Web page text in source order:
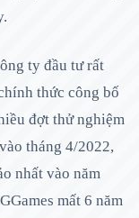
ty đầu tư rất
thức công bố
đợt thử nghiệm
tháng 4/2022,
nhất vào năm
mất 6 năm